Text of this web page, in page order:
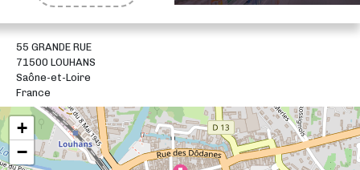
55 GRANDE RUE
71500 LOUHANS
Saône-et-Loire
France
+
−